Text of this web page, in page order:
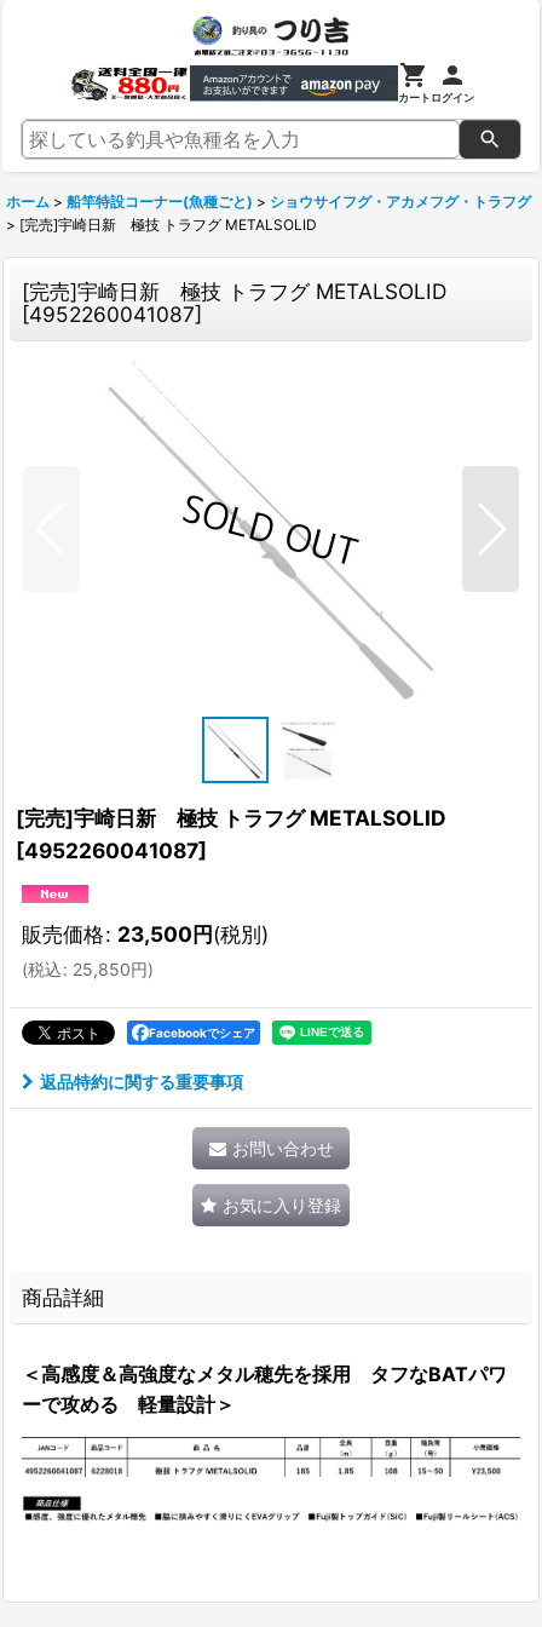
カートログイン
ホーム > 船竿特設コーナー(魚種ごと) > ショウサイフグ・アカメフグ・トラフグ
> [完売]宇崎日新 極技 トラフグ METALSOLID
[完売]宇崎日新 極技 トラフグ METALSOLID
[4952260041087]
[完売]宇崎日新 極技 トラフグ METALSOLID
[4952260041087]
販売価格: 23,500円(税別)
(税込: 25,850円)
Facebookでシェア
返品特約に関する重要事項
お問い合わせ
お気に入り登録
商品詳細
＜高感度＆高強度なメタル穂先を採用 タフなBATパワ
ーで攻める 軽量設計＞